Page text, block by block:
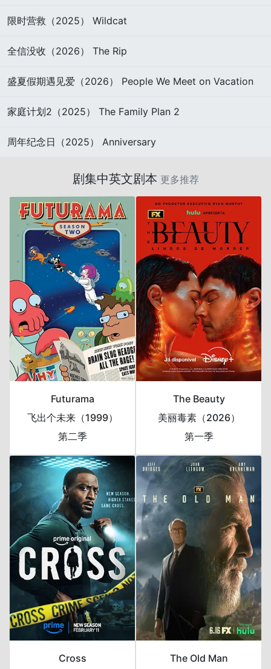
限时营救（2025） Wildcat
全信没收（2026） The Rip
盛夏假期遇见爱（2026） People We Meet on Vacation
家庭计划2（2025） The Family Plan 2
周年纪念日（2025） Anniversary
剧集中英文剧本 更多推荐
Futurama
飞出个未来（1999）
第二季
The Beauty
美丽毒素（2026）
第一季
Cross The Old Man